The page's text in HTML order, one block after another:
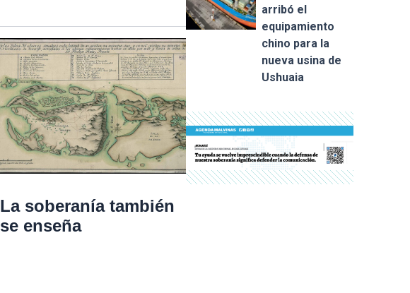
La soberanía también
se enseña
arribó el
equipamiento
chino para la
nueva usina de
Ushuaia